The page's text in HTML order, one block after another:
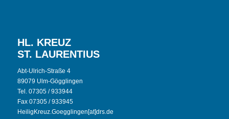
HL. KREUZ
ST. LAURENTIUS
Abt-Ulrich-Straße 4
89079 Ulm-Gögglingen
Tel. 07305 / 933944
Fax 07305 / 933945
HeiligKreuz.Goegglingen[at]drs.de